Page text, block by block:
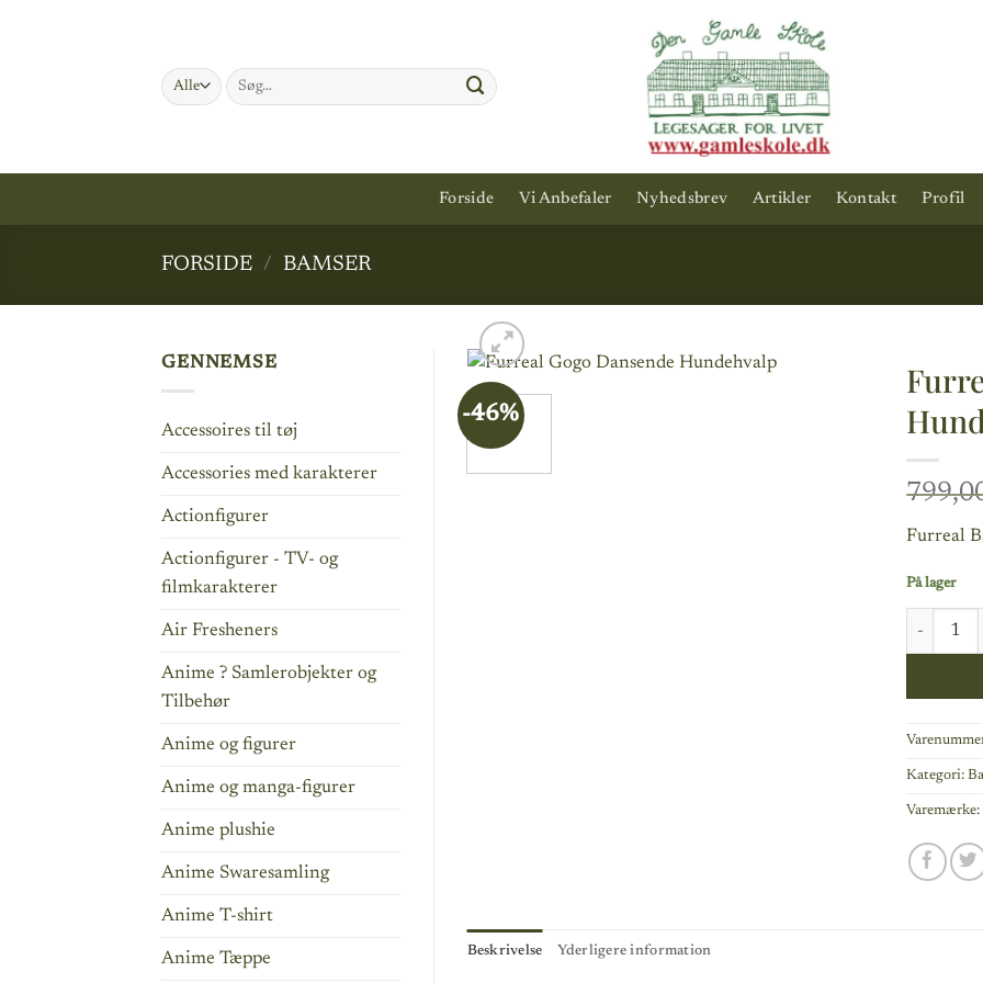
Søg
efter:
Forside Vi Anbefaler Nyhedsbrev Artikler Kontakt Profil
FORSIDE / BAMSER
GENNEMSE
Accessoires til tøj
Accessories med karakterer
Actionfigurer
Actionfigurer - TV- og
filmkarakterer
Air Fresheners
Anime ? Samlerobjekter og
Tilbehør
Anime og figurer
Anime og manga-figurer
Anime plushie
Anime Swaresamling
Anime T-shirt
Anime Tæppe
-46%
Furreal
På lager
Furreal
Kategori:
Varemærke:
Beskrivelse Yderligere information